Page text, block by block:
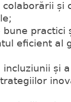
colaborării și
bune
eficient al
incluziunii și